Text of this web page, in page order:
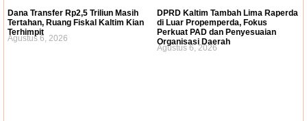
Dana Transfer Rp2,5 Triliun Masih
Tertahan, Ruang Fiskal Kaltim Kian
Terhimpit
Agustus 6, 2026
DPRD Kaltim Tambah Lima Raperda
di Luar Propemperda, Fokus
Perkuat PAD dan Penyesuaian
Organisasi Daerah
Agustus 6, 2026